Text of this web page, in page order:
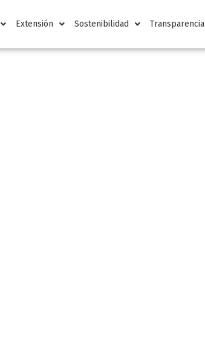
Extensión Sostenibilidad Transparencia